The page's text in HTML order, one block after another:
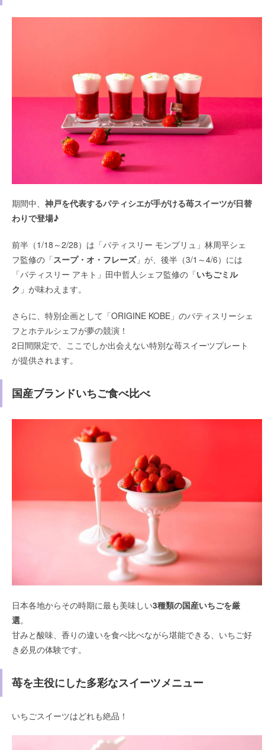
期間中、 神戸を代表するパティシエが手がける苺スイーツが日替
わりで登場♪
前半（1/18～2/28）は「パティスリー モンプリュ」林周平シェ
フ監修の「スープ・オ・フレーズ」が、後半（3/1～4/6）には
「パティスリー アキト」田中哲人シェフ監修の「いちごミル
ク 」が味わえます。
さらに、特別企画として「ORIGINE KOBE」のパティスリーシェ
フとホテルシェフが夢の競演！
2日間限定で、ここでしか出会えない特別な苺スイーツプレート
が提供されます。
国産ブランドいちご食べ比べ
日本各地からその時期に最も美味しい3種類の国産いちごを厳
選。
甘みと酸味、香りの違いを食べ比べながら堪能できる、いちご好
き必見の体験です。
苺を主役にした多彩なスイーツメニュー
いちごスイーツはどれも絶品！